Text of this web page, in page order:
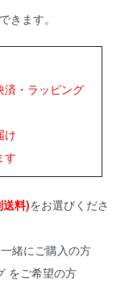
きます。
済・ラッピング
け
す
料)をお選びくださ
緒にご購入の方
をご希望の方